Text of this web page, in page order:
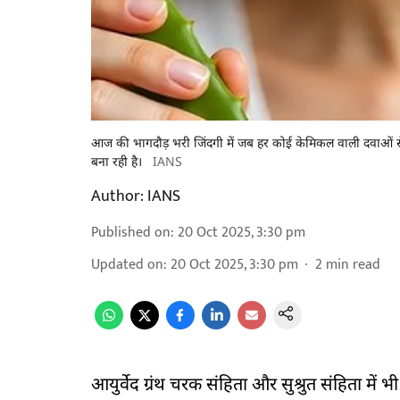
आज की भागदौड़ भरी जिंदगी में जब हर कोई केमिकल वाली दवाओं
बना रही है।
IANS
Author: IANS
Published on: 20 Oct 2025, 3:30 pm
Updated on: 20 Oct 2025, 3:30 pm 2 min read
आयुर्वेद ग्रंथ चरक संहिता और सुश्रुत संहिता में